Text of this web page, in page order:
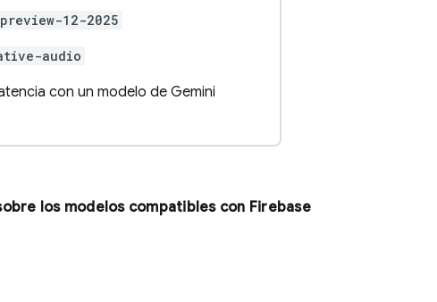
12-2025
audio
con un modelo de Gemini
los modelos compatibles con Firebase